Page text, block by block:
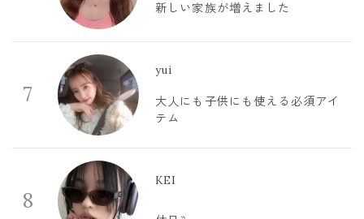
新しい家族が増えました
7
yui
大人にも子供にも使える必須アイ
テム
8
KEI